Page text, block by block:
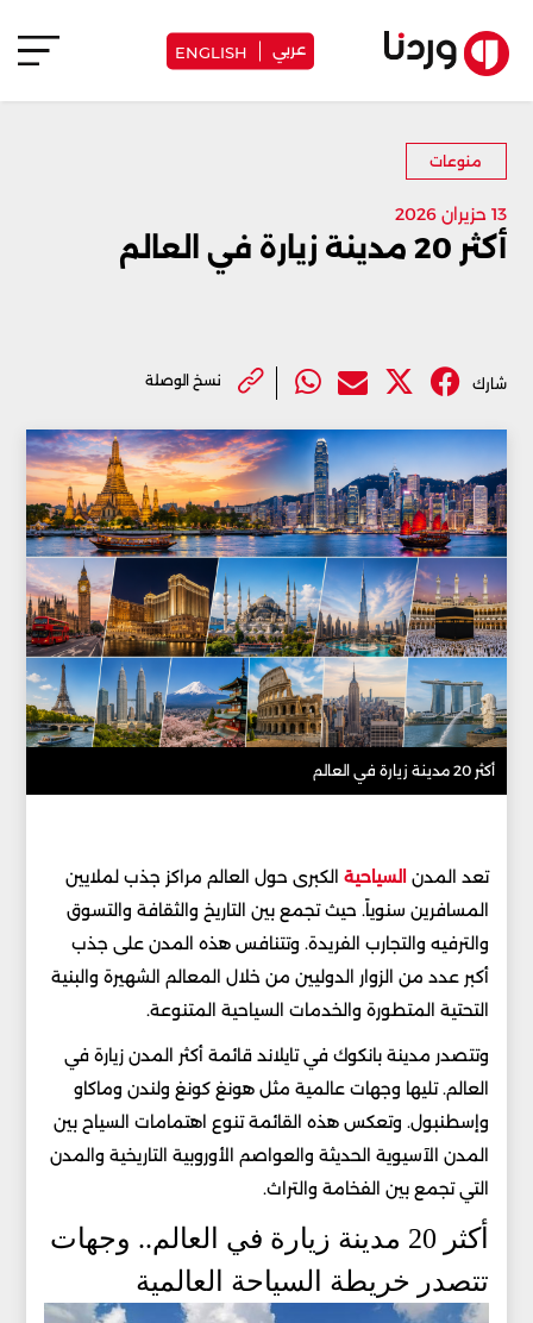
عربي ENGLISH
منوعات
13 حزيران 2026
أكثر 20 مدينة زيارة في العالم
شارك نسخ الوصلة
أكثر 20 مدينة زيارة في العالم
تعد المدن السياحية الكبرى حول العالم مراكز جذب لملايين
المسافرين سنوياً. حيث تجمع بين التاريخ والثقافة والتسوق
والترفيه والتجارب الفريدة. وتتنافس هذه المدن على جذب
أكبر عدد من الزوار الدوليين من خلال المعالم الشهيرة والبنية
التحتية المتطورة والخدمات السياحية المتنوعة.
وتتصدر مدينة بانكوك في تايلاند قائمة أكثر المدن زيارة في
العالم. تليها وجهات عالمية مثل هونغ كونغ ولندن وماكاو
وإسطنبول. وتعكس هذه القائمة تنوع اهتمامات السياح بين
المدن الآسيوية الحديثة والعواصم الأوروبية التاريخية والمدن
التي تجمع بين الفخامة والتراث.
أكثر 20 مدينة زيارة في العالم.. وجهات
تتصدر خريطة السياحة العالمية